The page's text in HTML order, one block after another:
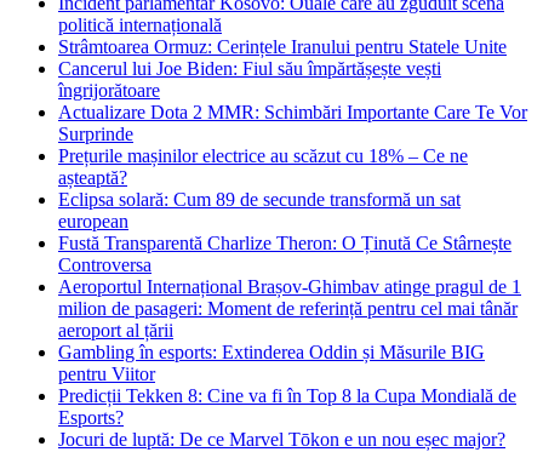
politică internațională
Strâmtoarea Ormuz: Cerințele Iranului pentru Statele Unite
Cancerul lui Joe Biden: Fiul său împărtășește vești
îngrijorătoare
Actualizare Dota 2 MMR: Schimbări Importante Care Te Vor
Surprinde
Prețurile mașinilor electrice au scăzut cu 18% – Ce ne
așteaptă?
Eclipsa solară: Cum 89 de secunde transformă un sat
european
Fustă Transparentă Charlize Theron: O Ținută Ce Stârnește
Controversa
Aeroportul Internațional Brașov‑Ghimbav atinge pragul de 1
milion de pasageri: Moment de referință pentru cel mai tânăr
aeroport al țării
Gambling în esports: Extinderea Oddin și Măsurile BIG
pentru Viitor
Predicții Tekken 8: Cine va fi în Top 8 la Cupa Mondială de
Esports?
Jocuri de luptă: De ce Marvel Tōkon e un nou eșec major?